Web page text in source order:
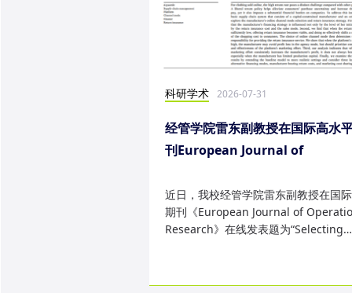
科研学术 2026-07-31
经管学院雷东副教授在国际高水
刊European Journal of
果
近日，我校经管学院雷东副教授在国
期刊《European Journal of
Research》在线发表题为“Selecting